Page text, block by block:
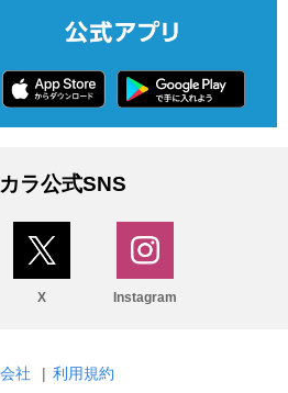
ラ公式SNS
X Instagram
社 | 利用規約